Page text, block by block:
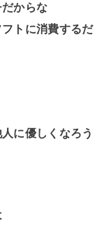
からな
トに消費するだ
に優しくなろう